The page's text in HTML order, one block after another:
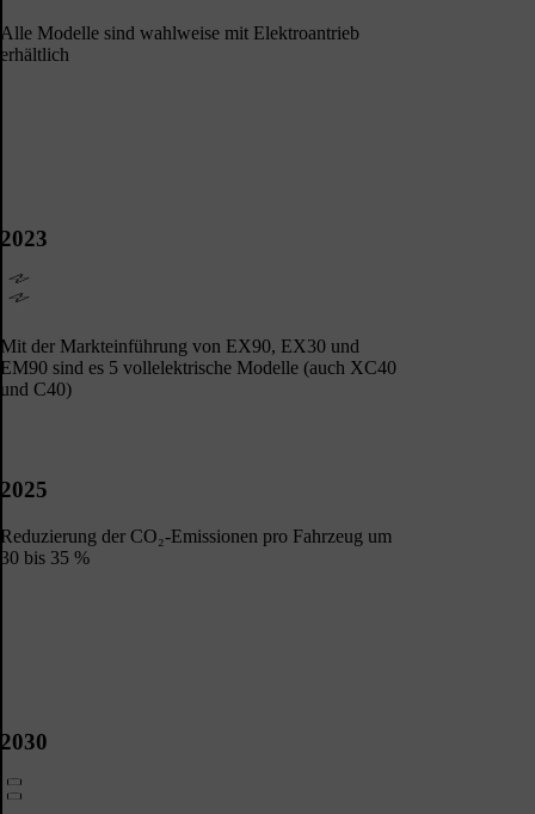
Alle Modelle sind wahlweise mit Elektroantrieb
erhältlich
2023
Mit der Markteinführung von EX90, EX30 und
EM90 sind es 5 vollelektrische Modelle (auch XC40
und C40)
2025
Reduzierung der CO₂-Emissionen pro Fahrzeug um
30 bis 35 %​
2030